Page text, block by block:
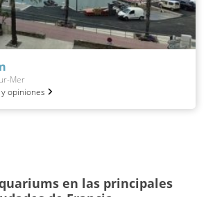
Mer
opiniones
en las principales